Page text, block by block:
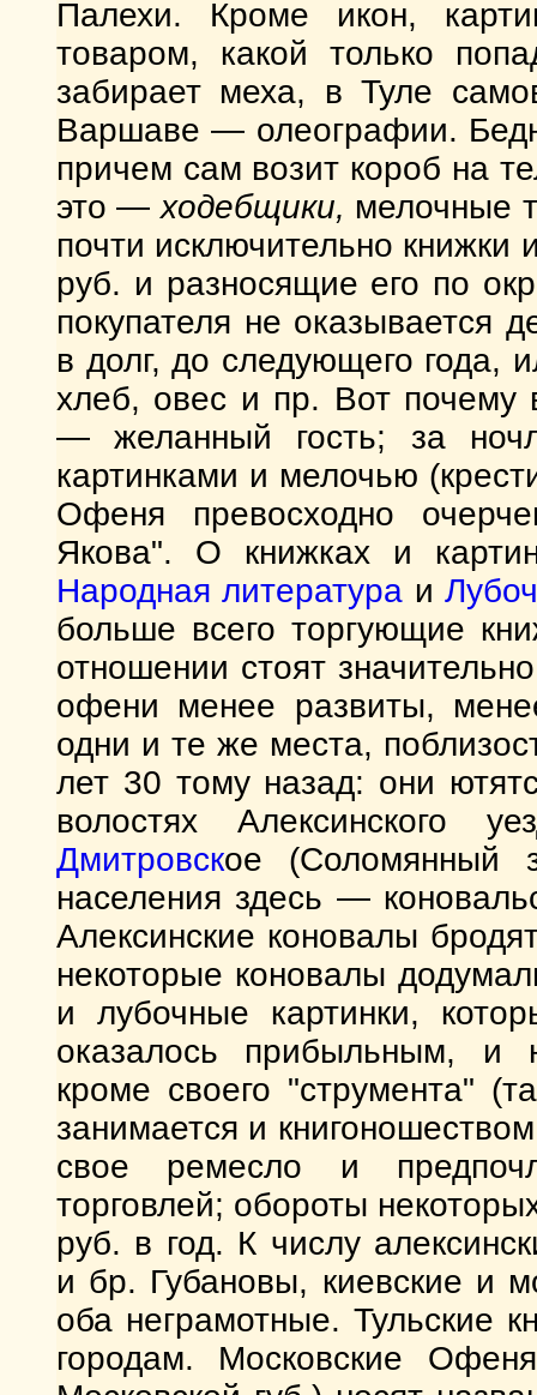
Палехи. Кроме икон,
товаром, какой только
забирает меха, в Туле
Варшаве — олеографии.
причем сам возит короб на
это — ходебщики, мелочные
почти исключительно
руб. и разносящие его по
покупателя не оказывается
в долг, до следующего года,
хлеб, овес и пр. Вот
— желанный гость; за
картинками и мелочью
Офеня превосходно
Якова". О книжках и
Народнаялитература и
больше всего торгующие
отношении стоят
офени менее развиты,
одни и те же места,
лет 30 тому назад: они
волостях Алексинского
Дмитровское (Соломянный
населения здесь —
Алексинские коновалы
некоторые коновалы
и лубочные картинки,
оказалось прибыльным, и
кроме своего "струмента"
занимается и
свое ремесло и
торговлей; обороты
руб. в год. К числу
и бр. Губановы, киевские и
оба неграмотные. Тульские
городам. Московские